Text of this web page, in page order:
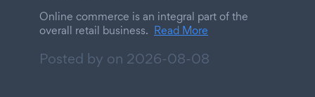
Online commerce is an integral part of the
overall retail business. Read More
Posted by on 2026-08-08